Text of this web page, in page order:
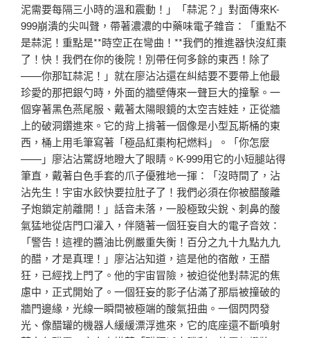
泥需要每隔三小時的溫和震動！」「蒜泥？」對面傳來K-
999崩潰的尖叫聲，帶著濃濃的中藥味電子雜音：「重點不
是蒜泥！重點是**時空正在彎曲！**我們的推進器快沒紅棗
了！快！我們在你的後院！別帶任何多餘的東西！除了
——你那缸蒜泥！」就在廖沾沾還在糾結要不要帶上他最
珍愛的那把銀勺時，外面的牆壁傳來一聲巨大的撞擊。一
個穿著黑色燕尾服、戴著太陽眼鏡的太空吉娃娃，正從牆
上的破洞鑽進來。它的背上揹著一個像是小型瓦斯桶的東
西，桶上用毛筆寫著「極品紅棗枸杞燃料」。「你怎麼
——」廖沾沾驚訝地瞪大了眼睛。K-999用它的小短腿站得
筆直，戴著白色手套的爪子優雅地一揮：「沒時間了，沾
沾先生！宇宙水餃快要拉肚子了！我們必須在你被醋酸離
子炮鎖定前離開！」話音未落，一股極致尖銳、刺鼻的酸
氣猛地從店門口灌入，伴隨著一個狂妄自大的電子音效：
「警告！這裡的醬油比例嚴重失衡！百分之九十九點九九
的醋，才是真理！」廖沾沾知道，這是他的宿敵，王醋
狂，已經找上門了。他的宇宙冒險，被迫從他對蒜泥的焦
慮中，正式開始了。一個狂妄的影子佔滿了那扇被撞破的
牆門邊緣，光線一瞬間被極端的酸氣扭曲。一個閃閃發
光、像醋罐的機器人緩緩漂浮進來，它的底座還不斷噴射